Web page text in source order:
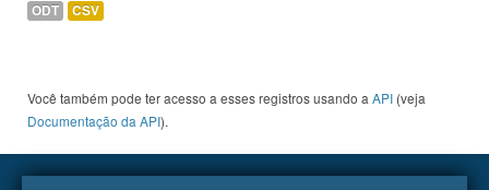
ODT CSV
Você também pode ter acesso a esses registros usando a API (veja
Documentação da API).